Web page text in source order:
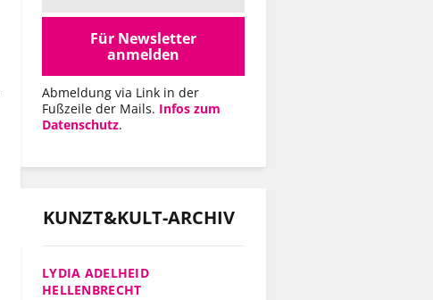
Für Newsletter
anmelden
Abmeldung via Link in der
Fußzeile der Mails. Infos zum
Datenschutz.
KUNZT&KULT-ARCHIV
LYDIA ADELHEID
HELLENBRECHT